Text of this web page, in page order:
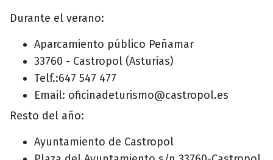
Durante el verano:
Aparcamiento público Peñamar
33760 - Castropol (Asturias)
Telf.:647 547 477
Email: oficinadeturismo@castropol.es
Resto del año:
Ayuntamiento de Castropol